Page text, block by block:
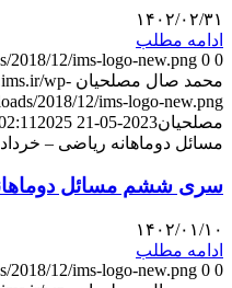
۱۴۰۲/۰۲/۳۱
ادامه مطلب
2018/12/ims-logo-new.png 0 0
محمد صال مصلحیان wp-
2018/12/ims-logo-new.png
مصلحیان2023-05-21 19:02:11
2025-06-16 07:57:39
مسائل دوماهانه ریاضی – خرداد ۱۴۰۲
سری ششم مسائل دوماهانه
۱۴۰۲/۰۱/۱۰
ادامه مطلب
2018/12/ims-logo-new.png 0 0